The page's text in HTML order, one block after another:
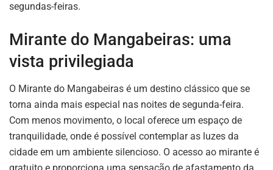
segundas-feiras.
Mirante do Mangabeiras: uma
vista privilegiada
O Mirante do Mangabeiras é um destino clássico que se
torna ainda mais especial nas noites de segunda-feira.
Com menos movimento, o local oferece um espaço de
tranquilidade, onde é possível contemplar as luzes da
cidade em um ambiente silencioso. O acesso ao mirante é
gratuito e proporciona uma sensação de afastamento da